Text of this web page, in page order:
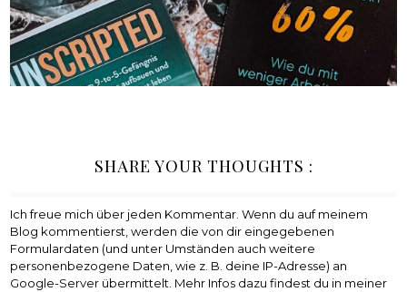
SHARE YOUR THOUGHTS :
Ich freue mich über jeden Kommentar. Wenn du auf meinem
Blog kommentierst, werden die von dir eingegebenen
Formulardaten (und unter Umständen auch weitere
personenbezogene Daten, wie z. B. deine IP-Adresse) an
Google-Server übermittelt. Mehr Infos dazu findest du in meiner